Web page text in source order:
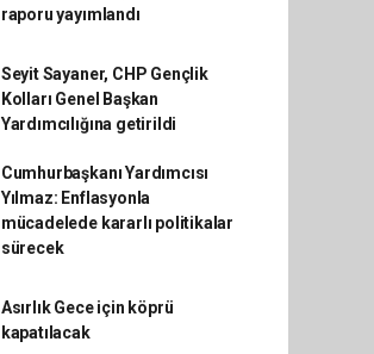
raporu yayımlandı
Seyit Sayaner, CHP Gençlik
Kolları Genel Başkan
Yardımcılığına getirildi
Cumhurbaşkanı Yardımcısı
Yılmaz: Enflasyonla
mücadelede kararlı politikalar
sürecek
Asırlık Gece için köprü
kapatılacak